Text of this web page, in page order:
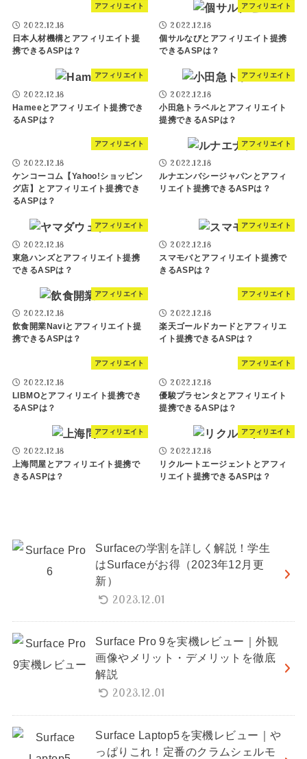
アフィリエイト
2022.12.18
日本人材機構とアフィリエイト提
携できるASPは？
アフィリエイト
2022.12.18
個サルなびとアフィリエイト提携
できるASPは？
アフィリエイト
2022.12.18
Hameeとアフィリエイト提携でき
るASPは？
アフィリエイト
2022.12.18
小田急トラベルとアフィリエイト
提携できるASPは？
アフィリエイト
2022.12.18
ケンコーコム【Yahoo!ショッピン
グ店】とアフィリエイト提携でき
るASPは？
アフィリエイト
2022.12.18
ルナエンバシージャパンとアフィ
リエイト提携できるASPは？
アフィリエイト
2022.12.18
東急ハンズとアフィリエイト提携
できるASPは？
アフィリエイト
2022.12.18
スマモバとアフィリエイト提携で
きるASPは？
アフィリエイト
2022.12.18
飲食開業Naviとアフィリエイト提
携できるASPは？
アフィリエイト
2022.12.18
楽天ゴールドカードとアフィリエ
イト提携できるASPは？
アフィリエイト
2022.12.18
LIBMOとアフィリエイト提携でき
るASPは？
アフィリエイト
2022.12.18
優駿プラセンタとアフィリエイト
提携できるASPは？
アフィリエイト
2022.12.18
上海問屋とアフィリエイト提携で
きるASPは？
アフィリエイト
2022.12.18
リクルートエージェントとアフィ
リエイト提携できるASPは？
Surfaceの学割を詳しく解説！学生
はSurfaceがお得（2023年12月更
新）
2023.12.01
Surface Pro 9を実機レビュー｜外観
画像やメリット・デメリットを徹底
解説
2023.12.01
Surface Laptop5を実機レビュー｜や
っぱりこれ！定番のクラムシェルモ